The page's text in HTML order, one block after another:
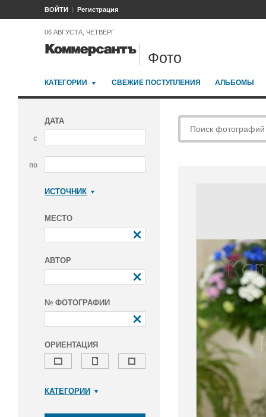
ВОЙТИ Регистрация
06 АВГУСТА, ЧЕТВЕРГ
Фото
КАТЕГОРИИ СВЕЖИЕ ПОСТУПЛЕНИЯ АЛЬБОМЫ
ДАТА
с
по
ИСТОЧНИК
МЕСТО
АВТОР
№ ФОТОГРАФИИ
ОРИЕНТАЦИЯ
КАТЕГОРИИ